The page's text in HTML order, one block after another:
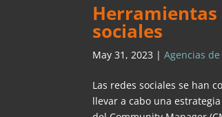
Herramientas
sociales
May 31, 2023 |Agencias
Las redes sociales se han
llevar a cabo una